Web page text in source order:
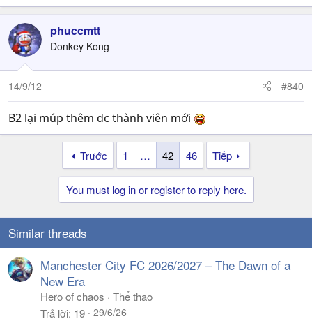
phuccmtt
Donkey Kong
14/9/12 #840
B2 lại múp thêm dc thành viên mới
Trước 1 … 42 46 Tiếp
You must log in or register to reply here.
Similar threads
Manchester City FC 2026/2027 – The Dawn of a
New Era
Hero of chaos
Thể thao
Trả lời 19 29/6/26